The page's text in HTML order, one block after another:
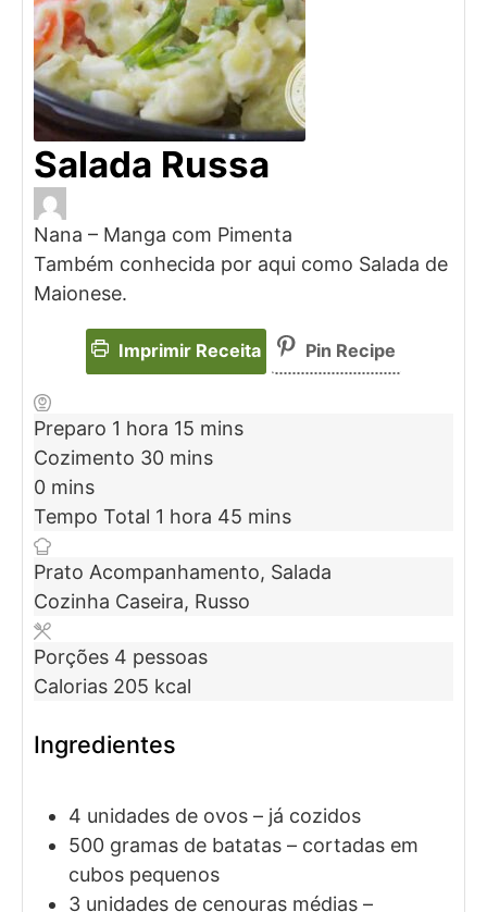
Salada Russa
Nana – Manga com Pimenta
Também conhecida por aqui como Salada de
Maionese.
Imprimir Receita Pin Recipe
Preparo 1 hora 15 mins
Cozimento 30 mins
0 mins
Tempo Total 1 hora 45 mins
Prato Acompanhamento, Salada
Cozinha Caseira, Russo
Porções 4 pessoas
Calorias 205 kcal
Ingredientes
4 unidades de ovos – já cozidos
500 gramas de batatas – cortadas em
cubos pequenos
3 unidades de cenouras médias –